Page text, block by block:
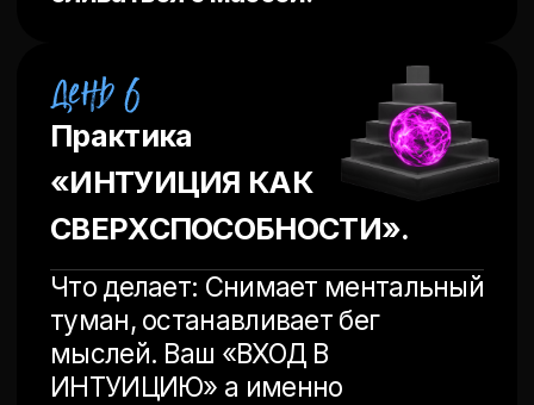
истощения. Вы всегда будете
знать, как себя вытащить.
Я НЕ МОГ
ОСТАНОВИТЬСЯ
ТОЛЬКО НА ЭТОМ.